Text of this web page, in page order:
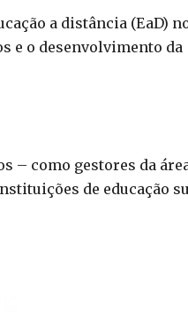
a distância (EaD)
e o desenvolvimento da
– como gestores da
de educação